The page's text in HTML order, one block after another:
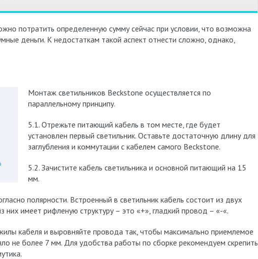
потратить определенную сумму сейчас при условии, что возможна
деньги. К недостаткам такой аспект отнести сложно, однако,
Монтаж светильников Beckstone осуществляется по
параллельному принципу.
5.1. Отрежьте питающий кабель в том месте, где будет
установлен первый светильник. Оставьте достаточную длину для
заглубления и коммутации с кабелем самого Beckstone.
5.2. Зачистите кабель светильника и основной питающий на 15
мм.
полярности. Встроенный в светильник кабель состоит из двух
них имеет рифленую структуру – это «+», гладкий провод – «-«.
кабеля и выровняйте провода так, чтобы максимально приемлемое
не более 7 мм. Для удобства работы по сборке рекомендуем скрепить